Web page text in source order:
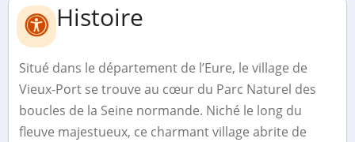
Histoire
Situé dans le département de l’Eure, le village de
Vieux-Port se trouve au cœur du Parc Naturel des
boucles de la Seine normande. Niché le long du
fleuve majestueux, ce charmant village abrite de